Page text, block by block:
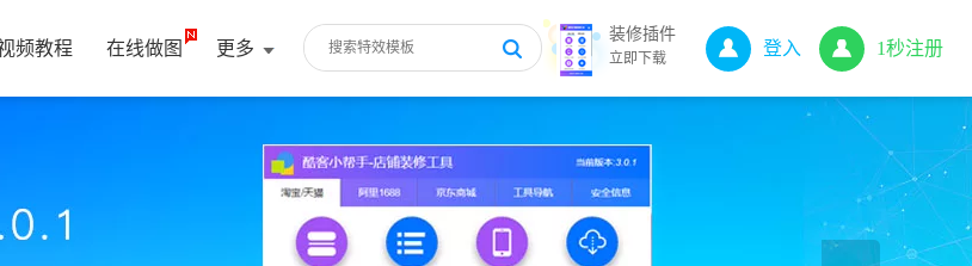
频教程 在线做图 更多 登入 1秒注册
装修插件
立即下载